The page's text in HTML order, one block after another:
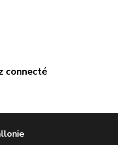
connecté